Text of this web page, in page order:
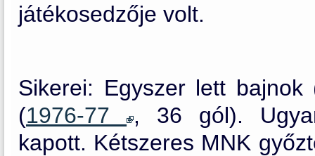
játékosedzője volt.
Sikerei: Egyszer lett bajnok
(1976-77 , 36 gól).
kapott. Kétszeres MNK